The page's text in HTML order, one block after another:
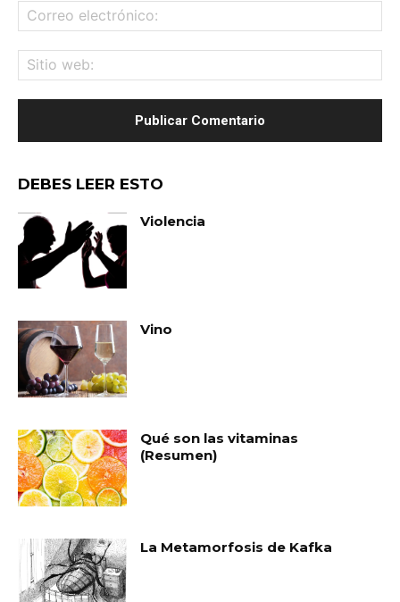
DEBES LEER ESTO
Violencia
Vino
Qué son las vitaminas
(Resumen)
La Metamorfosis de Kafka